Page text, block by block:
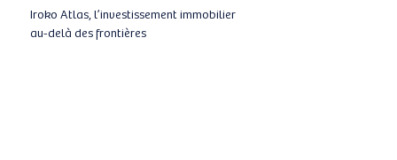
Iroko Atlas, l’investissement immobilier
au-delà des frontières